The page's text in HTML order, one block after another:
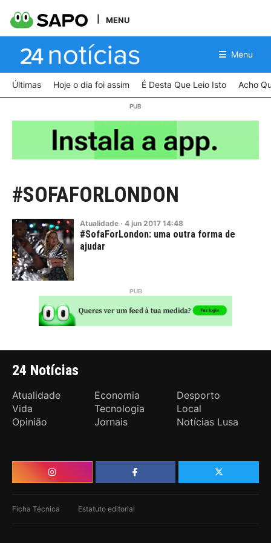
MENU
Menu
Últimas Hoje o dia foi assim É Desta Que Leio Isto Acho
#SOFAFORLONDON
Atualidade · 4 jun 2017 14:48
#SofaForLondon: uma outra forma de
ajudar
24 Notícias
Atualidade Economia
Desporto
Vida
Tecnologia
Local
Opinião
Jornais Notícias Lusa
Ficha Técnica Estatuto editorial